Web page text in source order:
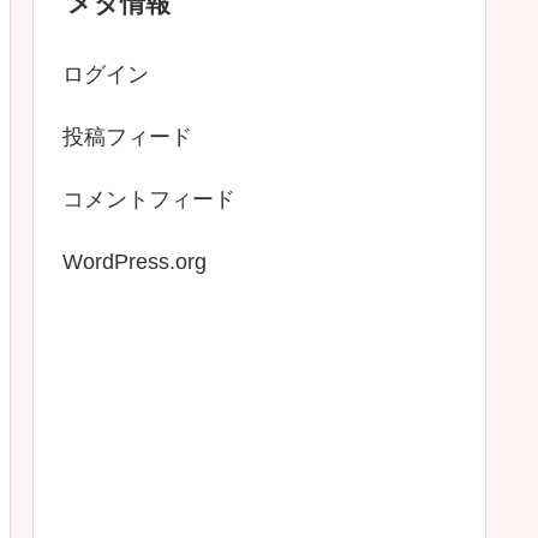
ログイン
投稿フィード
コメントフィード
WordPress.org